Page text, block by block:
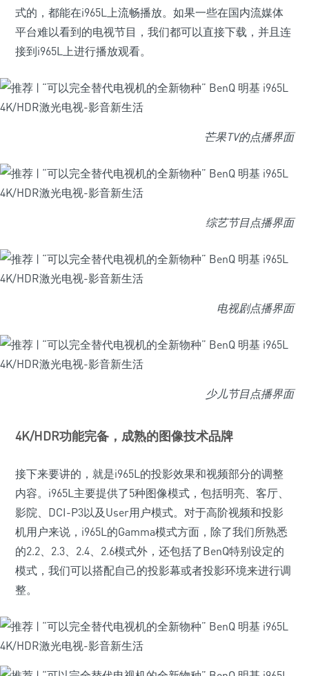
式的，都能在i965L上流畅播放。如果一些在国内流媒体
平台难以看到的电视节目，我们都可以直接下载，并且连
接到i965L上进行播放观看。
芒果TV的点播界面
综艺节目点播界面
电视剧点播界面
少儿节目点播界面
4K/HDR功能完备，成熟的图像技术品牌
接下来要讲的，就是i965L的投影效果和视频部分的调整
内容。i965L主要提供了5种图像模式，包括明亮、客厅、
影院、DCI-P3以及User用户模式。对于高阶视频和投影
机用户来说，i965L的Gamma模式方面，除了我们所熟悉
的2.2、2.3、2.4、2.6模式外，还包括了BenQ特别设定的
模式，我们可以搭配自己的投影幕或者投影环境来进行调
整。